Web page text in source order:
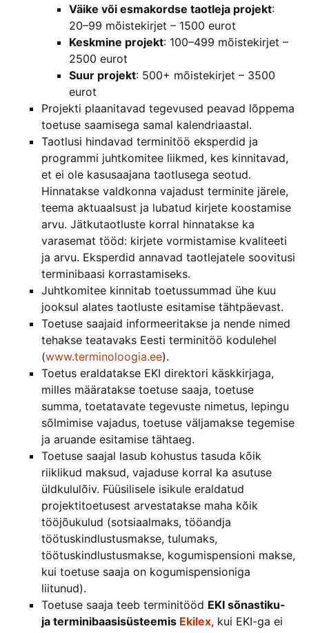
Väike või esmakordse taotleja projekt:
20–99 mõistekirjet – 1500 eurot
Keskmine projekt: 100–499 mõistekirjet –
2500 eurot
Suur projekt: 500+ mõistekirjet – 3500
eurot
Projekti plaanitavad tegevused peavad lõppema
toetuse saamisega samal kalendriaastal.
Taotlusi hindavad terminitöö eksperdid ja
programmi juhtkomitee liikmed, kes kinnitavad,
et ei ole kasusaajana taotlusega seotud.
Hinnatakse valdkonna vajadust terminite järele,
teema aktuaalsust ja lubatud kirjete koostamise
arvu. Jätkutaotluste korral hinnatakse ka
varasemat tööd: kirjete vormistamise kvaliteeti
ja arvu. Eksperdid annavad taotlejatele soovitusi
terminibaasi korrastamiseks.
Juhtkomitee kinnitab toetussummad ühe kuu
jooksul alates taotluste esitamise tähtpäevast.
Toetuse saajaid informeeritakse ja nende nimed
tehakse teatavaks Eesti terminitöö kodulehel
(www.terminoloogia.ee).
Toetus eraldatakse EKI direktori käskkirjaga,
milles määratakse toetuse saaja, toetuse
summa, toetatavate tegevuste nimetus, lepingu
sõlmimise vajadus, toetuse väljamakse tegemise
ja aruande esitamise tähtaeg.
Toetuse saajal lasub kohustus tasuda kõik
riiklikud maksud, vajaduse korral ka asutuse
üldkululõiv. Füüsilisele isikule eraldatud
projektitoetusest arvestatakse maha kõik
tööjõukulud (sotsiaalmaks, tööandja
töötuskindlustusmakse, tulumaks,
töötuskindlustusmakse, kogumispensioni makse,
kui toetuse saaja on kogumispensioniga
liitunud).
Toetuse saaja teeb terminitööd EKI sõnastiku-
ja terminibaasisüsteemis Ekilex, kui EKI-ga ei